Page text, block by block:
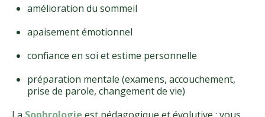
amélioration du sommeil
apaisement émotionnel
confiance en soi et estime personnelle
préparation mentale (examens, accouchement,
prise de parole, changement de vie)